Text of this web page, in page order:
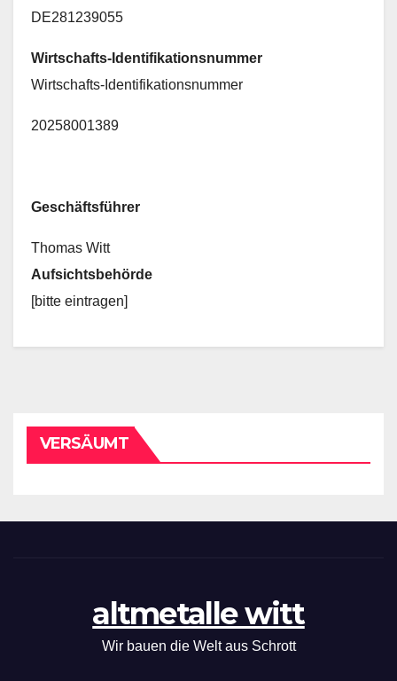
DE281239055
Wirtschafts-Identifikationsnummer
Wirtschafts-Identifikationsnummer
20258001389
Geschäftsführer
Thomas Witt
Aufsichtsbehörde
[bitte eintragen]
VERSÄUMT
altmetalle witt
Wir bauen die Welt aus Schrott